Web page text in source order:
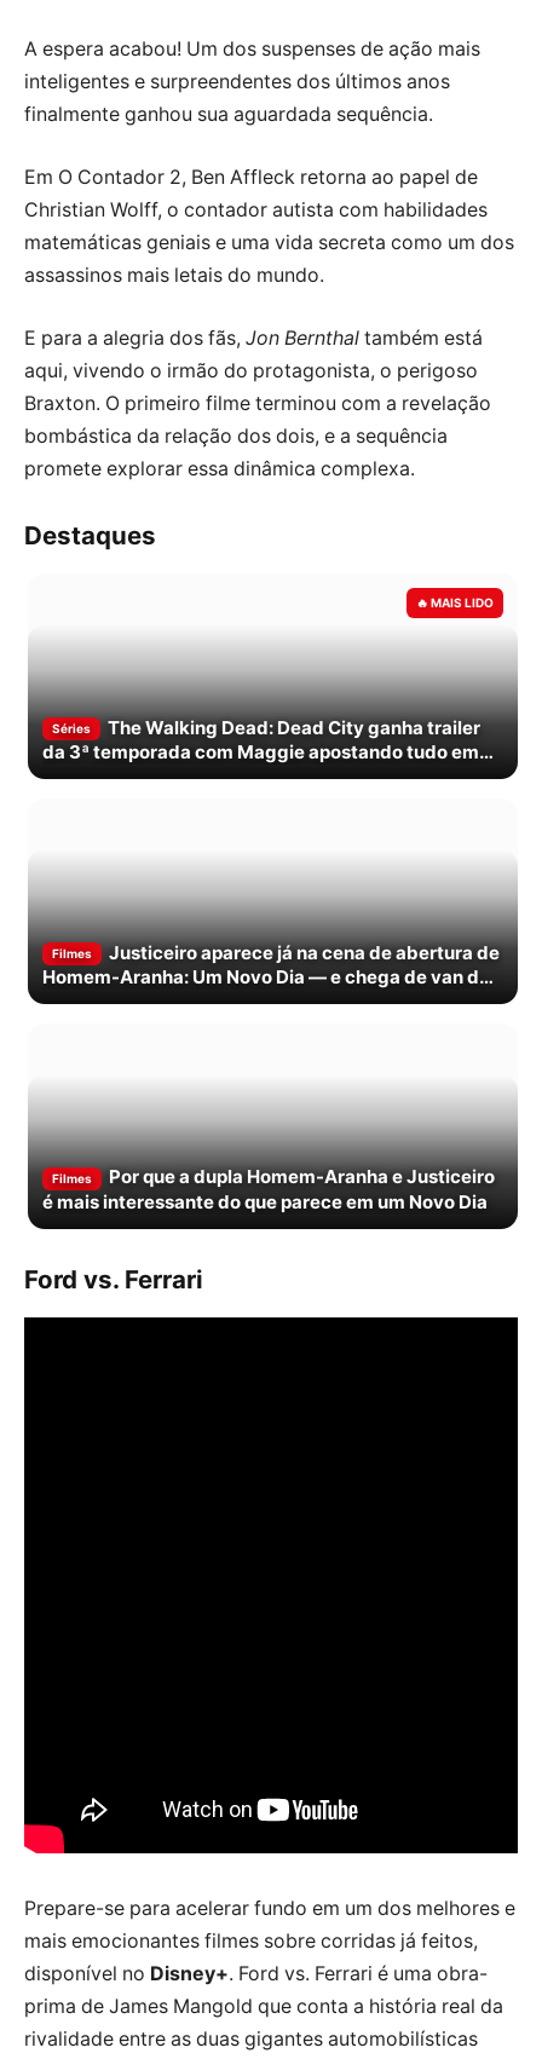
A espera acabou! Um dos suspenses de ação mais
inteligentes e surpreendentes dos últimos anos
finalmente ganhou sua aguardada sequência.
Em O Contador 2, Ben Affleck retorna ao papel de
Christian Wolff, o contador autista com habilidades
matemáticas geniais e uma vida secreta como um dos
assassinos mais letais do mundo.
E para a alegria dos fãs, Jon Bernthal também está
aqui, vivendo o irmão do protagonista, o perigoso
Braxton. O primeiro filme terminou com a revelação
bombástica da relação dos dois, e a sequência
promete explorar essa dinâmica complexa.
Destaques
Séries
The Walking Dead: Dead City ganha trailer
da 3ª temporada com Maggie apostando tudo em
Nova York
Filmes
Justiceiro aparece já na cena de abertura de
Homem-Aranha: Um Novo Dia — e chega de van de
combate
Filmes
Por que a dupla Homem-Aranha e Justiceiro
é mais interessante do que parece em um Novo Dia
Ford vs. Ferrari
Prepare-se para acelerar fundo em um dos melhores e
mais emocionantes filmes sobre corridas já feitos,
disponível no Disney+. Ford vs. Ferrari é uma obra-
prima de James Mangold que conta a história real da
rivalidade entre as duas gigantes automobilísticas